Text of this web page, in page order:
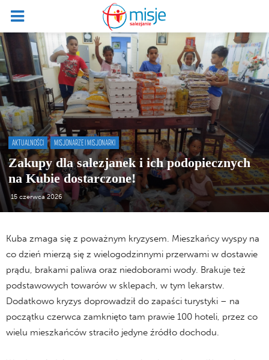
AKTUALNOŚCI MISJONARZE I MISJONARKI
Zakupy dla salezjanek i ich podopiecznych
na Kubie dostarczone!
15 czerwca 2026
Kuba zmaga się z poważnym kryzysem. Mieszkańcy wyspy na
co dzień mierzą się z wielogodzinnymi przerwami w dostawie
prądu, brakami paliwa oraz niedoborami wody. Brakuje też
podstawowych towarów w sklepach, w tym lekarstw.
Dodatkowo kryzys doprowadził do zapaści turystyki – na
początku czerwca zamknięto tam prawie 100 hoteli, przez co
wielu mieszkańców straciło jedyne źródło dochodu.